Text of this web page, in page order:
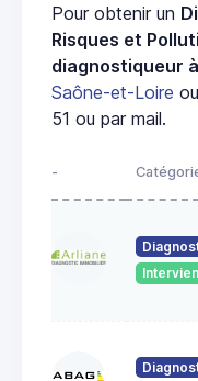
Pour obtenir un
Risques et
diagnostiqueur à
Saône-et-Loire
51 ou par mail.
-